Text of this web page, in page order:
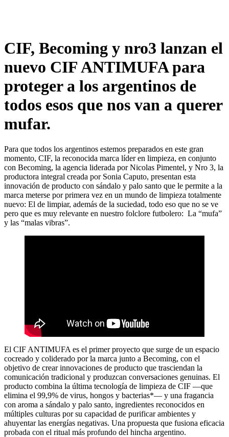
CIF, Becoming y nro3 lanzan el
nuevo CIF ANTIMUFA para
proteger a los argentinos de
todos esos que nos van a querer
mufar.
Para que todos los argentinos estemos preparados en este gran
momento, CIF, la reconocida marca líder en limpieza, en conjunto
con Becoming, la agencia liderada por Nicolas Pimentel, y Nro 3, la
productora integral creada por Sonia Caputo, presentan esta
innovación de producto con sándalo y palo santo que le permite a la
marca meterse por primera vez en un mundo de limpieza totalmente
nuevo: El de limpiar, además de la suciedad, todo eso que no se ve
pero que es muy relevante en nuestro folclore futbolero: La “mufa”
y las “malas vibras”.
El CIF ANTIMUFA es el primer proyecto que surge de un espacio
cocreado y coliderado por la marca junto a Becoming, con el
objetivo de crear innovaciones de producto que trasciendan la
comunicación tradicional y produzcan conversaciones genuinas. El
producto combina la última tecnología de limpieza de CIF —que
elimina el 99,9% de virus, hongos y bacterias*— y una fragancia
con aroma a sándalo y palo santo, ingredientes reconocidos en
múltiples culturas por su capacidad de purificar ambientes y
ahuyentar las energías negativas. Una propuesta que fusiona eficacia
probada con el ritual más profundo del hincha argentino.